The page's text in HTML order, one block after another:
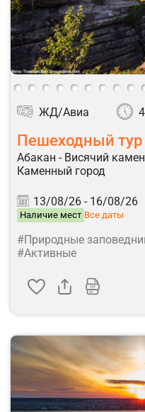
ЖД/Авиа
Пешеходный тур
Абакан - Висячий
Каменный город
13/08/26 - 16/08/26
Наличие мест Все даты
#Природные
#Активные